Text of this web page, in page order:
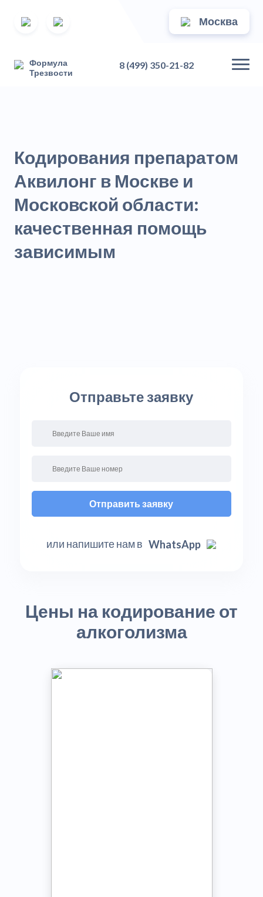
Москва
Формула
Трезвости
8 (499) 350-21-82
Кодирования препаратом
Аквилонг в Москве и
Московской области:
качественная помощь
зависимым
Отправьте заявку
Отправить заявку
или напишите нам в WhatsApp
Цены на кодирование от
алкоголизма